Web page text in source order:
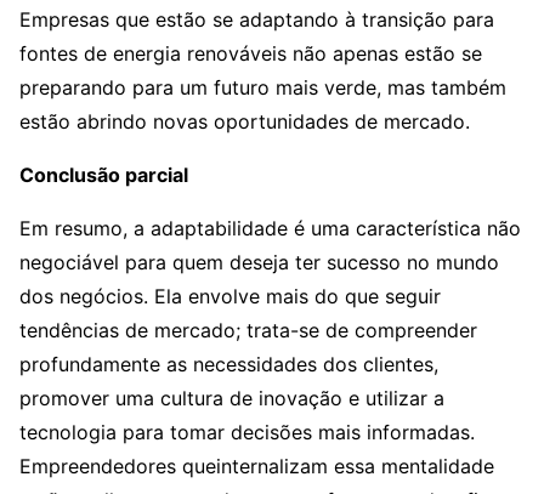
Empresas que estão se adaptando à transição para
fontes de energia renováveis não apenas estão se
preparando para um futuro mais verde, mas também
estão abrindo novas oportunidades de mercado.
Conclusão parcial
Em resumo, a adaptabilidade é uma característica não
negociável para quem deseja ter sucesso no mundo
dos negócios. Ela envolve mais do que seguir
tendências de mercado; trata-se de compreender
profundamente as necessidades dos clientes,
promover uma cultura de inovação e utilizar a
tecnologia para tomar decisões mais informadas.
Empreendedores queinternalizam essa mentalidade